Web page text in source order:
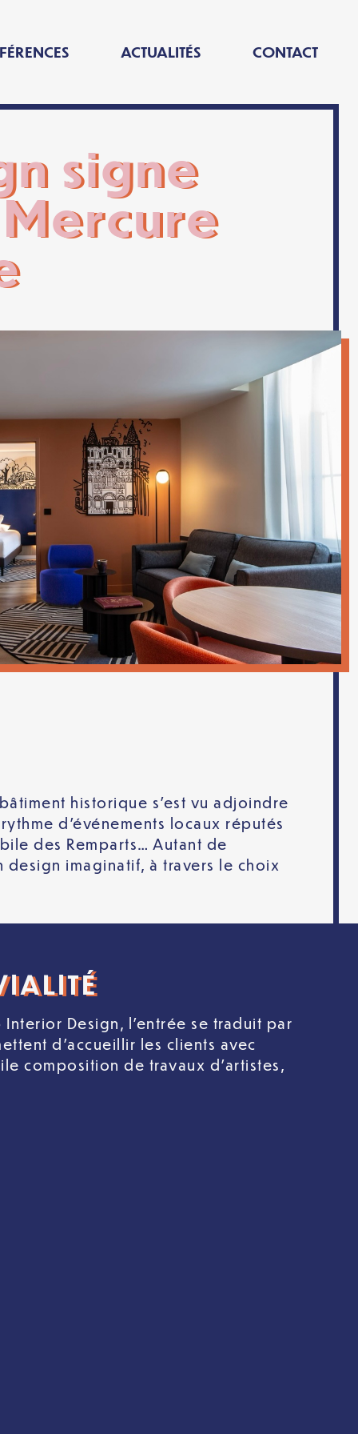
ACTUALITÉS CONTACT
signe
historique s’est vu adjoindre
d’événements locaux réputés
des Remparts… Autant de
design imaginatif, à travers le choix
Design, l’entrée se traduit par
d’accueillir les clients avec
composition de travaux d’artistes,